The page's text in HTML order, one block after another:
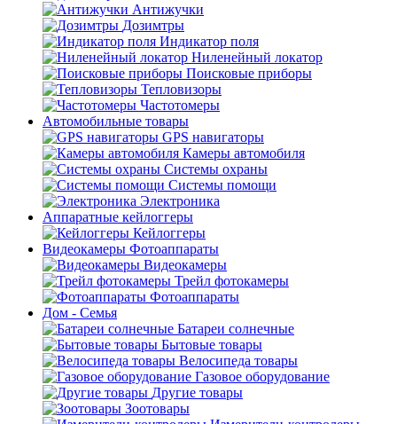
Антижучки
Дозимтры
Индикатор поля
Ниленейный локатор
Поисковые приборы
Тепловизоры
Частотомеры
Автомобильные товары
GPS навигаторы
Камеры автомобиля
Системы охраны
Системы помощи
Электроника
Аппаратные кейлоггеры
Кейлоггеры
Видеокамеры Фотоаппараты
Видеокамеры
Трейл фотокамеры
Фотоаппараты
Дом - Семья
Батареи солнечные
Бытовые товары
Велосипеда товары
Газовое оборудование
Другие товары
Зоотовары